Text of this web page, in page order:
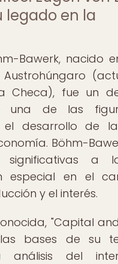
legado en la
Bawerk, nacido
Austrohúngaro
Checa), fue un
una de las
el desarrollo de la
Böhm-
significativas a
especial en el
y el interés.
"Capital
las bases de su
del